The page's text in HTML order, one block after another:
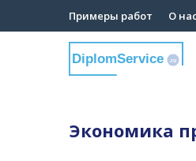
Примеры работ О нас
DiplomService .ru
Экономика